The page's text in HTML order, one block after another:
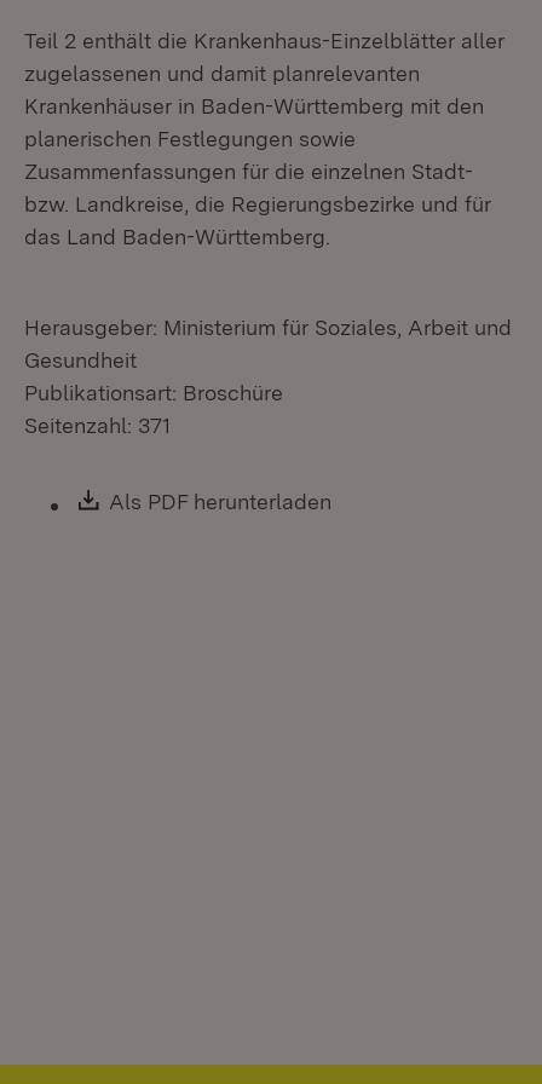
Teil 2 enthält die Krankenhaus-Einzelblätter aller
zugelassenen und damit planrelevanten
Krankenhäuser in Baden-Württemberg mit den
planerischen Festlegungen sowie
Zusammenfassungen für die einzelnen Stadt-
bzw. Landkreise, die Regierungsbezirke und für
das Land Baden-Württemberg.
Herausgeber: Ministerium für Soziales, Arbeit und
Gesundheit
Publikationsart: Broschüre
Seitenzahl: 371
Download:
Als PDF herunterladen